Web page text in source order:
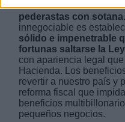
estéticas de Letizia
pederastas con sotana
innegociable es
sólido e impenetrable
fortunas saltarse la Ley
con apariencia legal
Hacienda. Los
revertir a nuestro país y
reforma fiscal que
beneficios
pequeños negocios.